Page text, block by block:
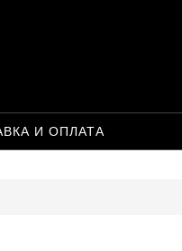
И ОПЛАТА